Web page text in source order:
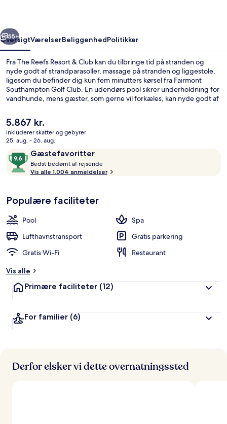
Næste
55+
OversigtVærelserBeliggenhedPolitikker
Fra The Reefs Resort & Club kan du tilbringe tid på stranden og
nyde godt af strandparasoller, massage på stranden og liggestole,
ligesom du befinder dig kun fem minutters kørsel fra Fairmont
Southampton Golf Club. En udendørs pool sikrer underholdning for
vandhunde, mens gæster, som gerne vil forkæles, kan nyde godt af
3 restauranter, ligger ved stranden og serverer frokost og
aftensmad. Der tilbydes en bar/lounge og et fitnesscenter, og
bekvemmeligheder på værelset tæller sovesofa og køleskab.
Stedets hjælpsomme personale og beliggenhed ved stranden får
rigtig gode bedømmelser fra rejsende.
Den
nuværende
pris
5.867 kr.
5.867 kr.
inkluderer skatter og gebyrer
25. aug. - 26. aug.
AnmeldelserGæstefavoritter
9,6
ud
af
Gæstefavoritter
Bedst bedømt af rejsende
e
a
f
d
e
Vis alle 1.004 anmeldelser
Populære faciliteter
Pool
Spa
Lufthavnstransport
Gratis parkering
Gratis Wi-Fi
Restaurant
Vis alle
Primære faciliteter (12)
For familier (6)
Derfor elsker vi dette overnatningssted